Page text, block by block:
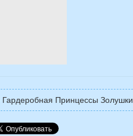
Гардеробная Принцессы Золушки